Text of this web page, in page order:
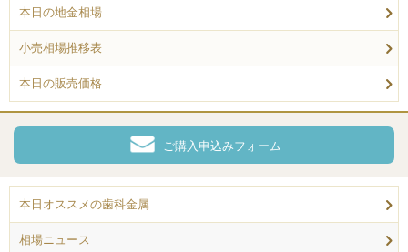
本日の地金相場
小売相場推移表
本日の販売価格
ご購入申込みフォーム
本日オススメの歯科金属
相場ニュース